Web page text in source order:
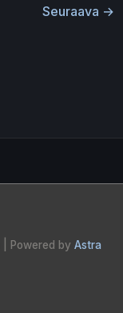
Seuraava →
| Powered by Astra